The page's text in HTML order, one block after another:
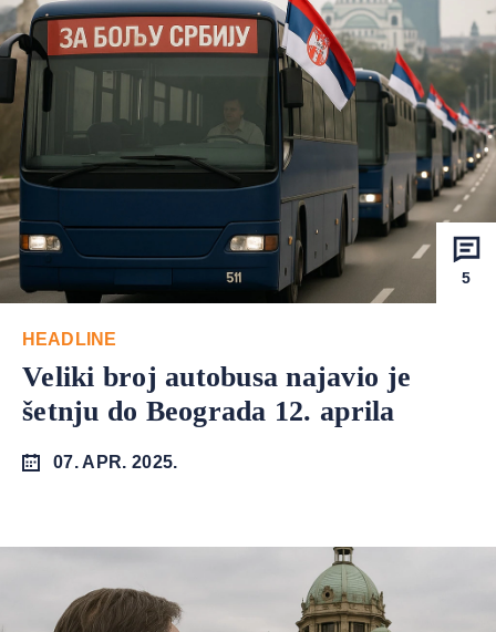
5
HEADLINE
Veliki broj autobusa najavio je
šetnju do Beograda 12. aprila
07. APR. 2025.